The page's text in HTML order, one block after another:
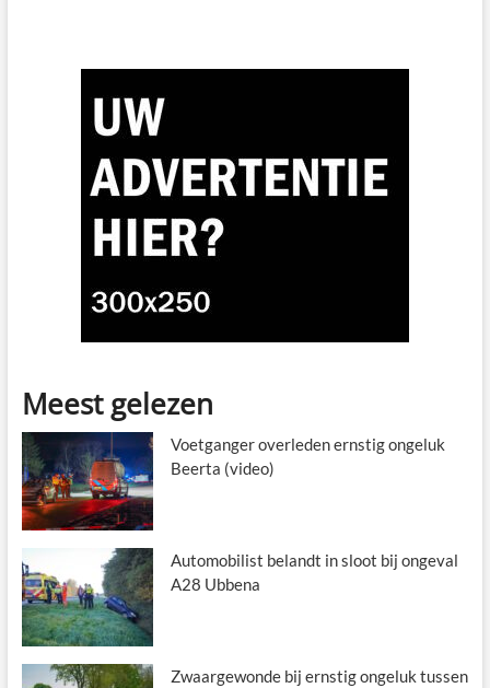
Meest gelezen
Voetganger overleden ernstig ongeluk
Beerta (video)
Automobilist belandt in sloot bij ongeval
A28 Ubbena
Zwaargewonde bij ernstig ongeluk tussen